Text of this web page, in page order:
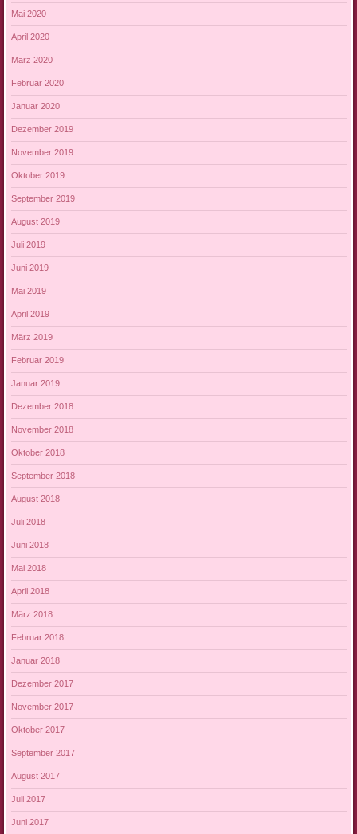
Mai 2020
April 2020
März 2020
Februar 2020
Januar 2020
Dezember 2019
November 2019
Oktober 2019
September 2019
August 2019
Juli 2019
Juni 2019
Mai 2019
April 2019
März 2019
Februar 2019
Januar 2019
Dezember 2018
November 2018
Oktober 2018
September 2018
August 2018
Juli 2018
Juni 2018
Mai 2018
April 2018
März 2018
Februar 2018
Januar 2018
Dezember 2017
November 2017
Oktober 2017
September 2017
August 2017
Juli 2017
Juni 2017